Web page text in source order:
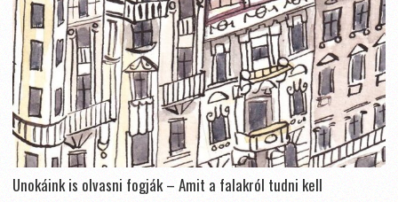
Unokáink is olvasni fogják – Amit a falakról tudni kell